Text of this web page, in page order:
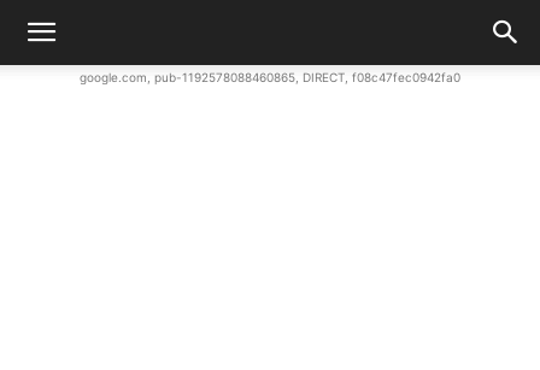
google.com, pub-1192578088460865, DIRECT, f08c47fec0942fa0